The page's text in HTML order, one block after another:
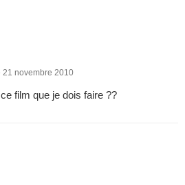
21 novembre 2010
film que je dois faire ??